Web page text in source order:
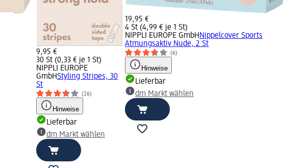
9,95 €
30 St (0,33 € je 1 St)
NIPPLI EUROPE
GmbHStyling Stripes, 30
St
(26)
Hinweise
Lieferbar
dm Markt wählen
19,95 €
4 St (4,99 € je 1 St)
NIPPLI EUROPE GmbH Nippelcover Sports
Atmungsaktiv Nude, 2 St
(6)
Hinweise
Lieferbar
dm Markt wählen